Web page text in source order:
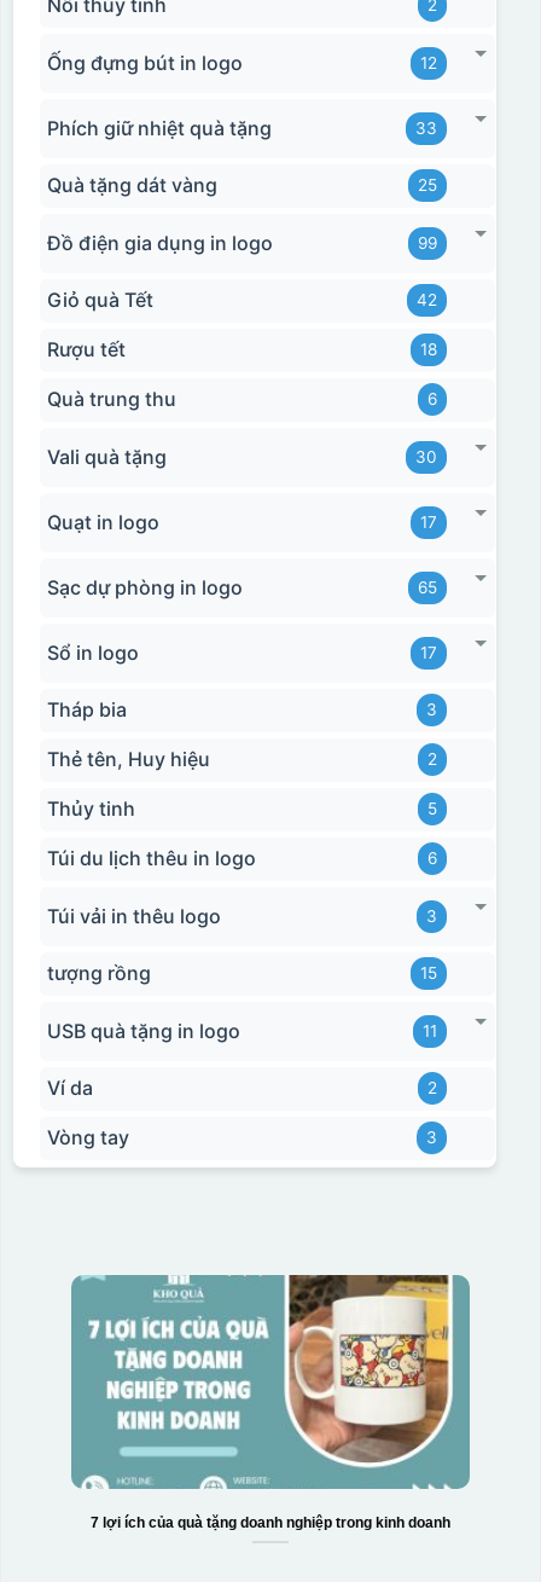
Nồi thủy tinh 2
Ống đựng bút in logo 12
Phích giữ nhiệt quà tặng 33
Quà tặng dát vàng 25
Đồ điện gia dụng in logo 99
Giỏ quà Tết 42
Rượu tết 18
Quà trung thu 6
Vali quà tặng 30
Quạt in logo 17
Sạc dự phòng in logo 65
Sổ in logo 17
Tháp bia 3
Thẻ tên, Huy hiệu 2
Thủy tinh 5
Túi du lịch thêu in logo 6
Túi vải in thêu logo 3
tượng rồng 15
USB quà tặng in logo 11
Ví da 2
Vòng tay 3
7 lợi ích của quà tặng doanh nghiệp trong kinh doanh